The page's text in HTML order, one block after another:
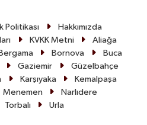
Politikası
Hakkımızda
KVKK Metni
Aliağa
Bergama Bornova
Buca
Gaziemir
Güzelbahçe
Karşıyaka
Kemalpaşa
Menemen
Narlıdere
Torbalı Urla